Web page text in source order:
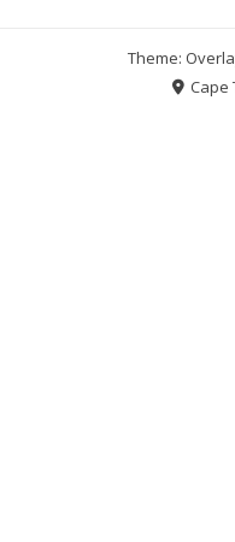
Theme:
Cape